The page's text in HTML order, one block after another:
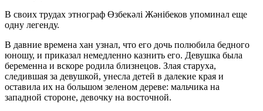
В своих трудах этнограф Өзбекәлі Жәнібеков упоминал еще
одну легенду.
В давние времена хан узнал, что его дочь полюбила бедного
юношу, и приказал немедленно казнить его. Девушка была
беременна и вскоре родила близнецов. Злая старуха,
следившая за девушкой, унесла детей в далекие края и
оставила их на большом зеленом дереве: мальчика на
западной стороне, девочку на восточной.